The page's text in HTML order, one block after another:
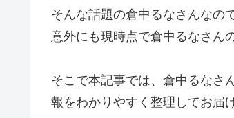
そんな話題の倉中るなさんなの
意外にも現時点で倉中るなさん
そこで本記事では、倉中るなさ
報をわかりやすく整理してお届